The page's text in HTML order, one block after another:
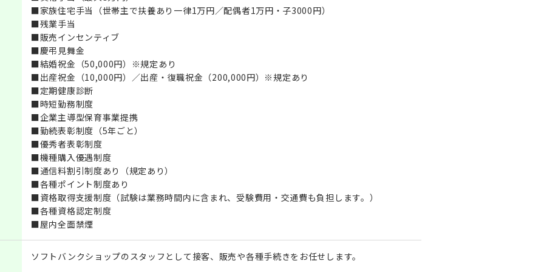
■家族住宅手当（世帯主で扶養あり一律1万円／配偶者1万円・子3000円）
■残業手当
■販売インセンティブ
■慶弔見舞金
■結婚祝金（50,000円）※規定あり
■出産祝金（10,000円）／出産・復職祝金（200,000円）※規定あり
■定期健康診断
■時短勤務制度
■企業主導型保育事業提携
■勤続表彰制度（5年ごと）
■優秀者表彰制度
■機種購入優遇制度
■通信料割引制度あり（規定あり）
■各種ポイント制度あり
■資格取得支援制度（試験は業務時間内に含まれ、受験費用・交通費も負担します。）
■各種資格認定制度
■屋内全面禁煙
ソフトバンクショップのスタッフとして接客、販売や各種手続きをお任せします。